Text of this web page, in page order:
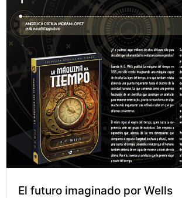
El futuro imaginado por Wells